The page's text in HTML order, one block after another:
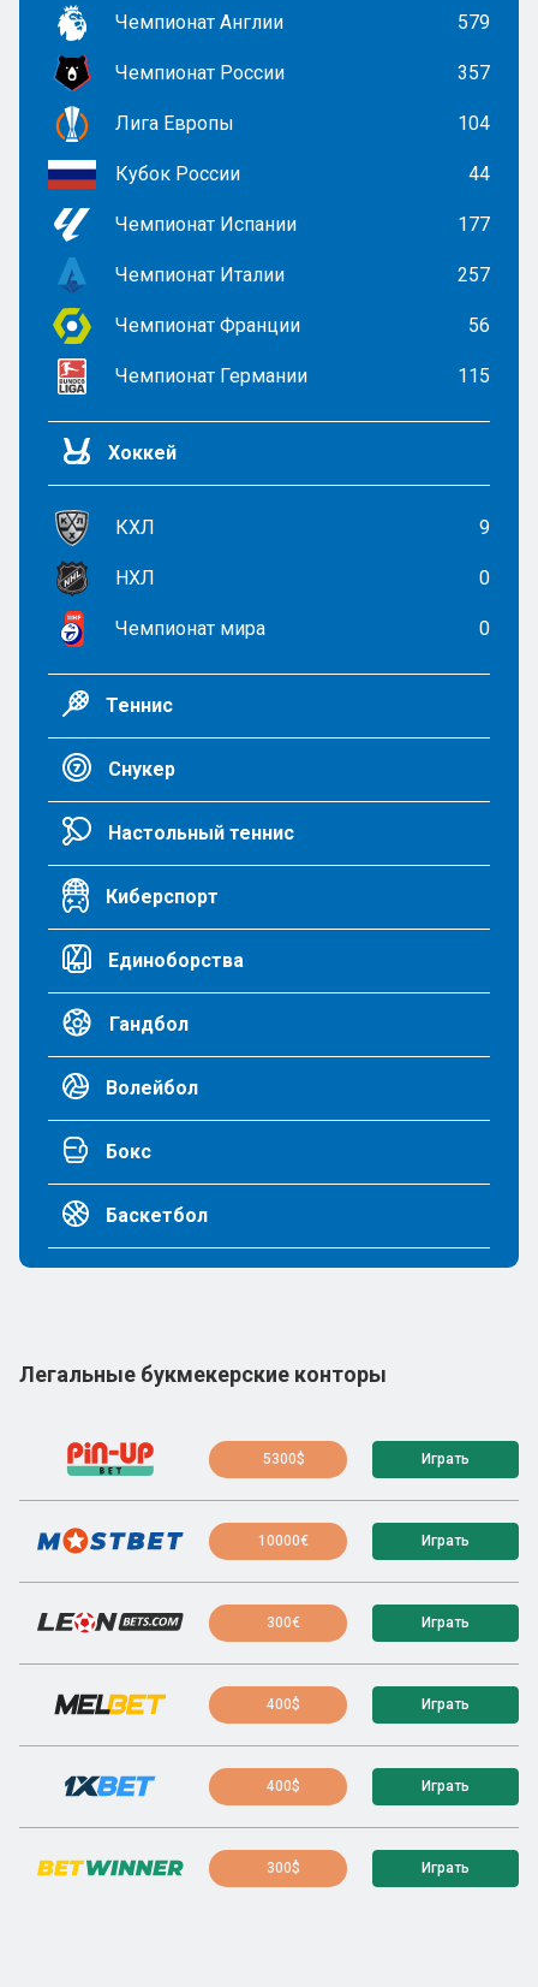
Чемпионат Англии 579
Чемпионат России 357
Лига Европы 104
Кубок России 44
Чемпионат Испании 177
Чемпионат Италии 257
Чемпионат Франции 56
Чемпионат Германии 115
Хоккей
КХЛ 9
НХЛ 0
Чемпионат мира 0
Теннис
Снукер
Настольный теннис
Киберспорт
Единоборства
Гандбол
Волейбол
Бокс
Баскетбол
Легальные букмекерские конторы
5300$ Играть
10000€ Играть
300€ Играть
400$ Играть
400$ Играть
300$ Играть